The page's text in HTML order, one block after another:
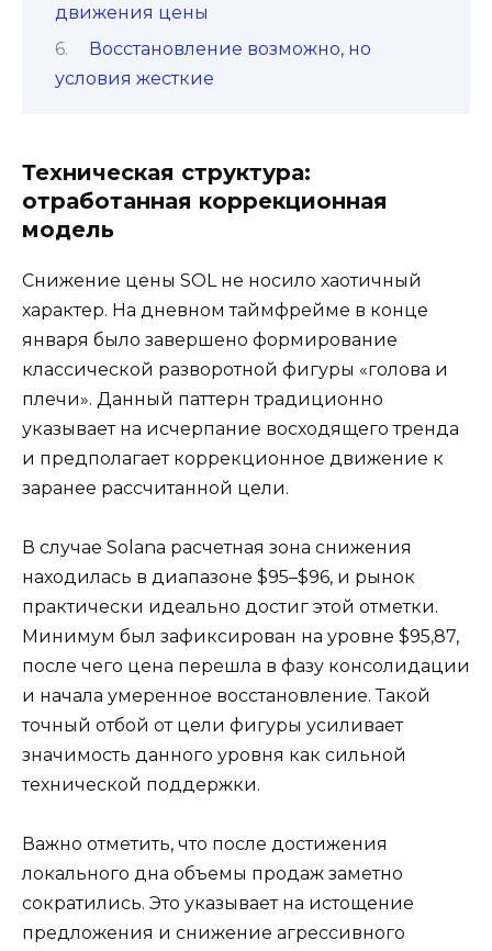
движения цены
Восстановление возможно, но
условия жесткие
Техническая структура:
отработанная коррекционная
модель
Снижение цены SOL не носило хаотичный
характер. На дневном таймфрейме в конце
января было завершено формирование
классической разворотной фигуры «голова и
плечи». Данный паттерн традиционно
указывает на исчерпание восходящего тренда
и предполагает коррекционное движение к
заранее рассчитанной цели.
В случае Solana расчетная зона снижения
находилась в диапазоне $95–$96, и рынок
практически идеально достиг этой отметки.
Минимум был зафиксирован на уровне $95,87,
после чего цена перешла в фазу консолидации
и начала умеренное восстановление. Такой
точный отбой от цели фигуры усиливает
значимость данного уровня как сильной
технической поддержки.
Важно отметить, что после достижения
локального дна объемы продаж заметно
сократились. Это указывает на истощение
предложения и снижение агрессивного